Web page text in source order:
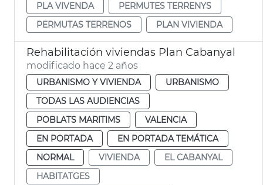
PLA VIVENDA
PERMUTES TERRENYS
PERMUTAS TERRENOS
PLAN VIVIENDA
Rehabilitación viviendas Plan Cabanyal
modificado hace 2 años
URBANISMO Y VIVIENDA
URBANISMO
TODAS LAS AUDIENCIAS
POBLATS MARITIMS
VALENCIA
EN PORTADA
EN PORTADA TEMÁTICA
NORMAL
VIVIENDA
EL CABANYAL
HABITATGES